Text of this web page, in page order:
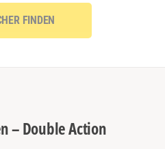
FINDEN
– Double Action